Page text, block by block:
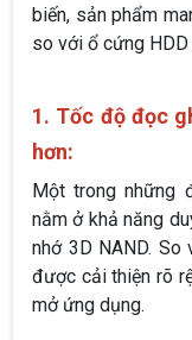
biến, sản phẩm
so với ổ cứng HDD
1. Tốc độ đọc
hơn:
Một trong những
nằm ở khả năng
nhớ 3D NAND.
được cải thiện rõ
mở ứng dụng.